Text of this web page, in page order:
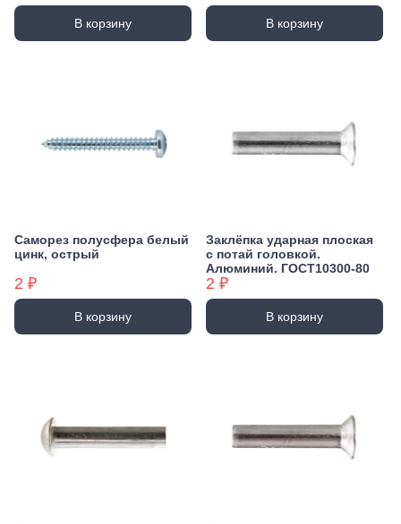
В корзину В корзину
Саморез полусфера белый
цинк, острый
2 ₽
В корзину
Заклёпка ударная плоская
с потай головкой.
Алюминий. ГОСТ10300-80
2 ₽
В корзину